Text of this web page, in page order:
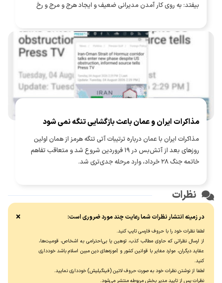
بیفتد: به روی کار آمدن مدیرانی ضعیف و ایجاد هرج و مرج و رخ
مذاکرات ایران و عمان باعث بازگشایی تنگه نمی شود
مذاکرات ایران با عمان درباره ترتیبات آتی تنگه هرمز از همان اولین
روزهای بعد از آتش‌بس در ۱۹ فروردین شروع شد و متعاقب تفاهم
خاتمه جنگ ۲۸ خرداد، وارد مرحله جدی‌تری شد.
نظرات
در زمینه انتشار نظرات شما رعایت چند مورد ضروری است:
لطفا نظرات خود را با حروف فارسی تایپ کنید.
از ارسال نظراتی که حاوی مطالب کذب، توهین یا بی‌احترامی به اشخاص، قومیت‌ها،
عقاید دیگران، موارد مغایر با قوانین کشور و آموزه‌های دین مبین اسلام باشد خودداری
کنید.
لطفا از نوشتن نظرات خود به صورت حروف لاتین (فینگیلیش) خودداری نماييد.
نظرات پس از تایید مدیر بخش مربوطه منتشر می‌شود.
×